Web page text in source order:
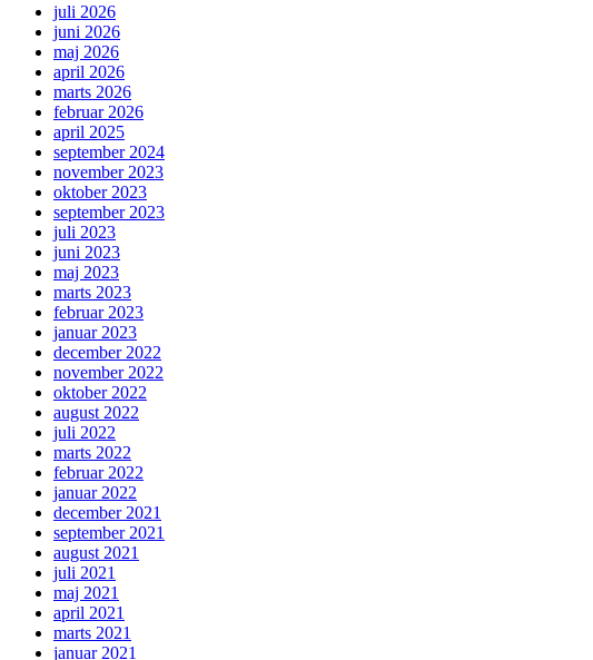
juli 2026
juni 2026
maj 2026
april 2026
marts 2026
februar 2026
april 2025
september 2024
november 2023
oktober 2023
september 2023
juli 2023
juni 2023
maj 2023
marts 2023
februar 2023
januar 2023
december 2022
november 2022
oktober 2022
august 2022
juli 2022
marts 2022
februar 2022
januar 2022
december 2021
september 2021
august 2021
juli 2021
maj 2021
april 2021
marts 2021
januar 2021